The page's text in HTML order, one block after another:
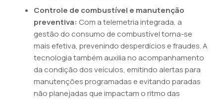
Controle de combustível e manutenção
preventiva: Com a telemetria integrada, a
gestão do consumo de combustível torna-se
mais efetiva, prevenindo desperdícios e fraudes. A
tecnologia também auxilia no acompanhamento
da condição dos veículos, emitindo alertas para
manutenções programadas e evitando paradas
não planejadas que impactam o ritmo das